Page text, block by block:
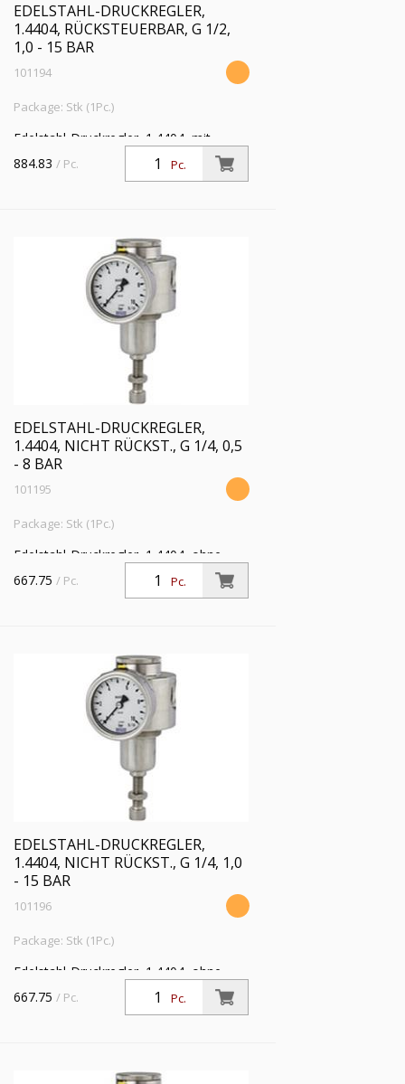
EDELSTAHL-DRUCKREGLER,
1.4404, RÜCKSTEUERBAR, G 1/2,
1,0 - 15 BAR
101194
Package: Stk (1Pc.)
Edelstahl-Druckregler, 1.4404, mit
Sekundärentlüftung (rücksteuerbar), inkl.
Mano., G 1/2, Regelber. 1,0 - 15 bar, PE
Pc.
884.83 / Pc.
EDELSTAHL-DRUCKREGLER,
1.4404, NICHT RÜCKST., G 1/4, 0,5
- 8 BAR
101195
Package: Stk (1Pc.)
Edelstahl-Druckregler, 1.4404, ohne
Sekundärentl. (nicht rücksteuerbar), inkl.
Mano., G 1/4, Regelber. 0,5 - 8 bar, PE
Pc.
667.75 / Pc.
EDELSTAHL-DRUCKREGLER,
1.4404, NICHT RÜCKST., G 1/4, 1,0
- 15 BAR
101196
Package: Stk (1Pc.)
Edelstahl-Druckregler, 1.4404, ohne
Sekundärentl. (nicht rücksteuerbar) inkl.
Mano., G 1/4, Regelber. 1,0 - 15 bar, PE
Pc.
667.75 / Pc.